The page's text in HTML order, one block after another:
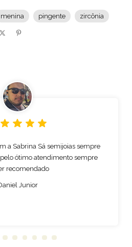
menina pingente zircônia
a Sabrina Sá semijoias sempre
ótimo atendimento sempre
recomendado
Junior